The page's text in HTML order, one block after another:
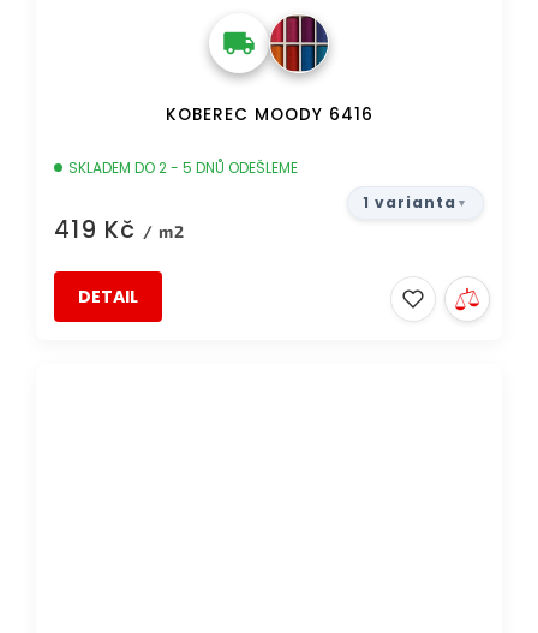
KOBEREC MOODY 6416
SKLADEM DO 2 - 5 DNŮ ODEŠLEME
419 Kč / m2
DETAIL
1 varianta